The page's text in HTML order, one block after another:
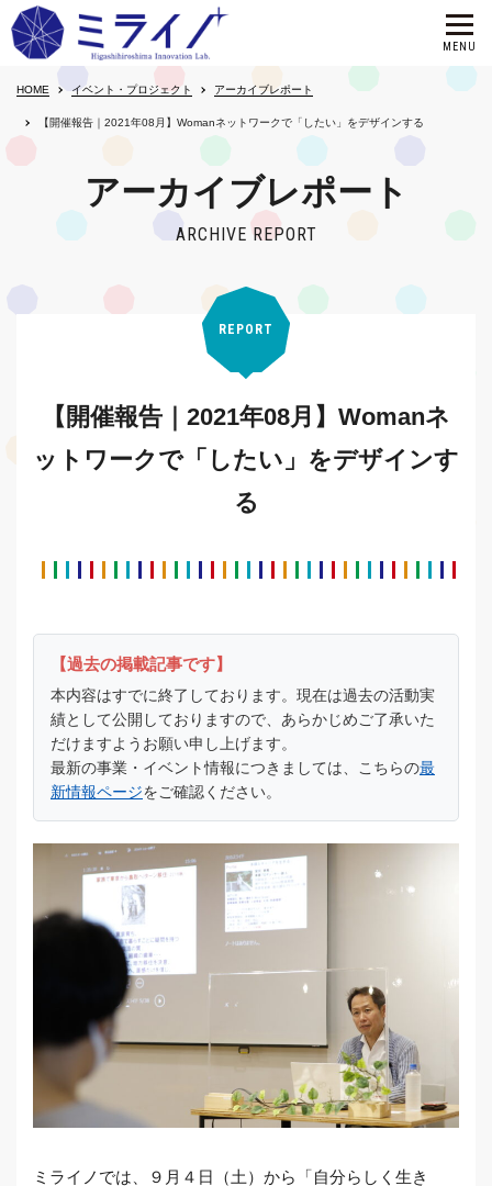
HOME イベント・プロジェクト アーカイブレポート
【開催報告｜2021年08月】Womanネットワークで「したい」をデザインする
アーカイブレポート
ARCHIVE REPORT
REPORT
【開催報告｜2021年08月】Womanネ
ットワークで「したい」をデザインす
る
【過去の掲載記事です】
本内容はすでに終了しております。現在は過去の活動実
績として公開しておりますので、あらかじめご了承いた
だけますようお願い申し上げます。
最新の事業・イベント情報につきましては、こちらの最
新情報ページをご確認ください。
ミライノでは、９月４日（土）から「自分らしく生き